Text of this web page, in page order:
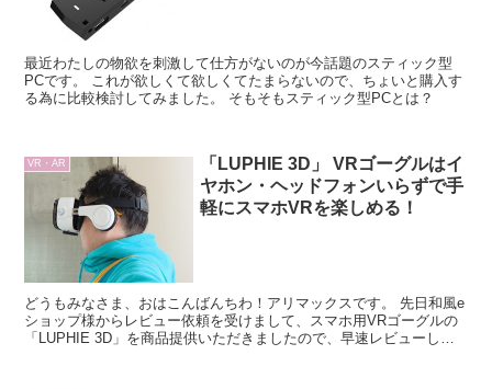
最近わたしの物欲を刺激して仕方がないのが今話題のスティック型
PCです。 これが欲しくて欲しくてたまらないので、ちょいと購入す
る為に比較検討してみました。 そもそもスティック型PCとは？
VR・AR
「LUPHIE 3D」 VRゴーグルはイ
ヤホン・ヘッドフォンいらずで手
軽にスマホVRを楽しめる！
どうもみなさま、おはこんばんちわ！アリマックスです。 先日和風e
ショップ様からレビュー依頼を受けまして、スマホ用VRゴーグルの
「LUPHIE 3D」を商品提供いただきましたので、早速レビューして